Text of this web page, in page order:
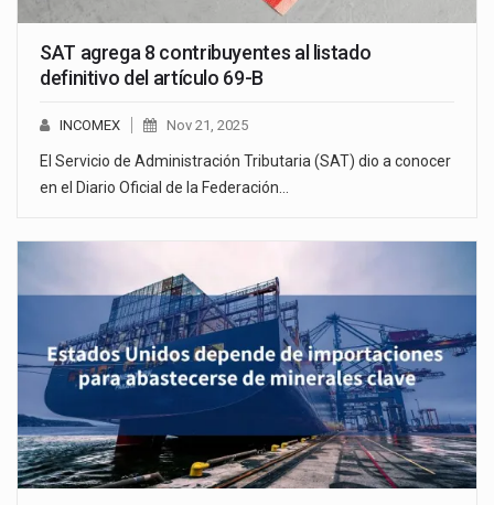
SAT agrega 8 contribuyentes al listado
definitivo del artículo 69-B
INCOMEX Nov 21, 2025
El Servicio de Administración Tributaria (SAT) dio a conocer
en el Diario Oficial de la Federación…